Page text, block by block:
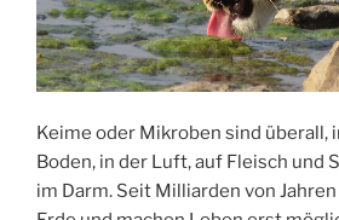
Keime oder Mikroben sind überall,
Boden, in der Luft, auf Fleisch und
im Darm. Seit Milliarden von